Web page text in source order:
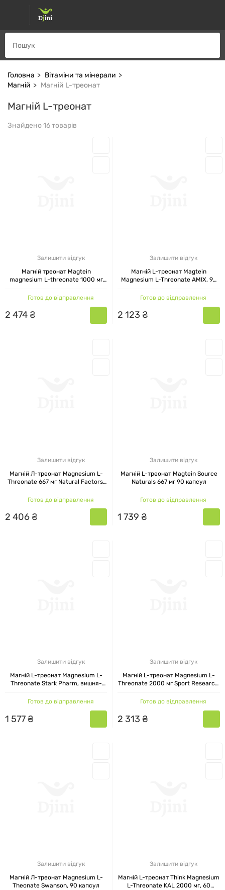
Головна
Вітаміни та мінерали
Магній
Магній L-треонат
Магній L-треонат
Знайдено 16 товарів
Залишити відгук
Магній треонат Magtein
magnesium L-threonate 1000 мг
Готов до відправлення
2 474₴
Залишити відгук
Магній L-треонат Magtein
Magnesium L-Threonate AMIX, 90
Готов до відправлення
2 123 ₴
Залишити відгук
Магній Л-треонат Magnesium L-
Threonate 667 мг Natural Factors,
Готов до відправлення
2 406₴
Залишити відгук
Магній L-треонат Magtein Source
Naturals 667 мг 90 капсул
Готов до відправлення
1 739 ₴
Залишити відгук
Магній L-треонат Magnesium L-
Threonate Stark Pharm, вишня-
Готов до відправлення
1 577₴
Залишити відгук
Магній L-треонат Magnesium L-
Threonate 2000 мг Sport Research,
Готов до відправлення
2 313 ₴
Залишити відгук
Магній Л-треонат Magnesium L-
Theonate Swanson, 90 капсул
Залишити відгук
Магній L-треонат Think Magnesium
L-Threonate KAL 2000 мг, 60